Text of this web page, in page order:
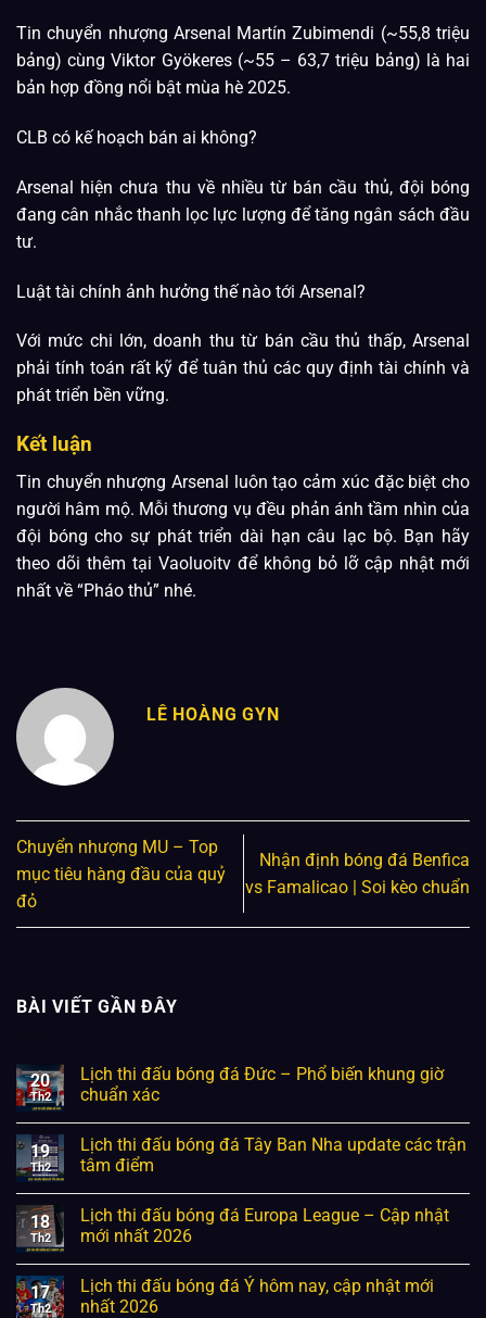
Tin chuyển nhượng Arsenal Martín Zubimendi (~55,8 triệu
bảng) cùng Viktor Gyökeres (~55 – 63,7 triệu bảng) là hai
bản hợp đồng nổi bật mùa hè 2025.
CLB có kế hoạch bán ai không?
Arsenal hiện chưa thu về nhiều từ bán cầu thủ, đội bóng
đang cân nhắc thanh lọc lực lượng để tăng ngân sách đầu
tư.
Luật tài chính ảnh hưởng thế nào tới Arsenal?
Với mức chi lớn, doanh thu từ bán cầu thủ thấp, Arsenal
phải tính toán rất kỹ để tuân thủ các quy định tài chính và
phát triển bền vững.
Kết luận
Tin chuyển nhượng Arsenal luôn tạo cảm xúc đặc biệt cho
người hâm mộ. Mỗi thương vụ đều phản ánh tầm nhìn của
đội bóng cho sự phát triển dài hạn câu lạc bộ. Bạn hãy
theo dõi thêm tại Vaoluoitv để không bỏ lỡ cập nhật mới
nhất về “Pháo thủ” nhé.
LÊ HOÀNG GYN
Chuyển nhượng MU – Top
mục tiêu hàng đầu của quỷ
đỏ
Nhận định bóng đá Benfica
vs Famalicao | Soi kèo chuẩn
BÀI VIẾT GẦN ĐÂY
20
Th2
Lịch thi đấu bóng đá Đức – Phổ biến khung giờ
chuẩn xác
19
Th2
Lịch thi đấu bóng đá Tây Ban Nha update các trận
tâm điểm
18
Th2
Lịch thi đấu bóng đá Europa League – Cập nhật
mới nhất 2026
17
Th2
Lịch thi đấu bóng đá Ý hôm nay, cập nhật mới
nhất 2026